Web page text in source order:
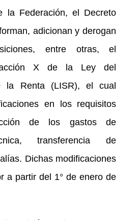
la Federación, el Decreto
adicionan y derogan
entre otras, el
X de la Ley del
la Renta (LISR), el cual
en los requisitos
de los gastos de
transferencia de
Dichas modificaciones
a partir del 1° de enero de